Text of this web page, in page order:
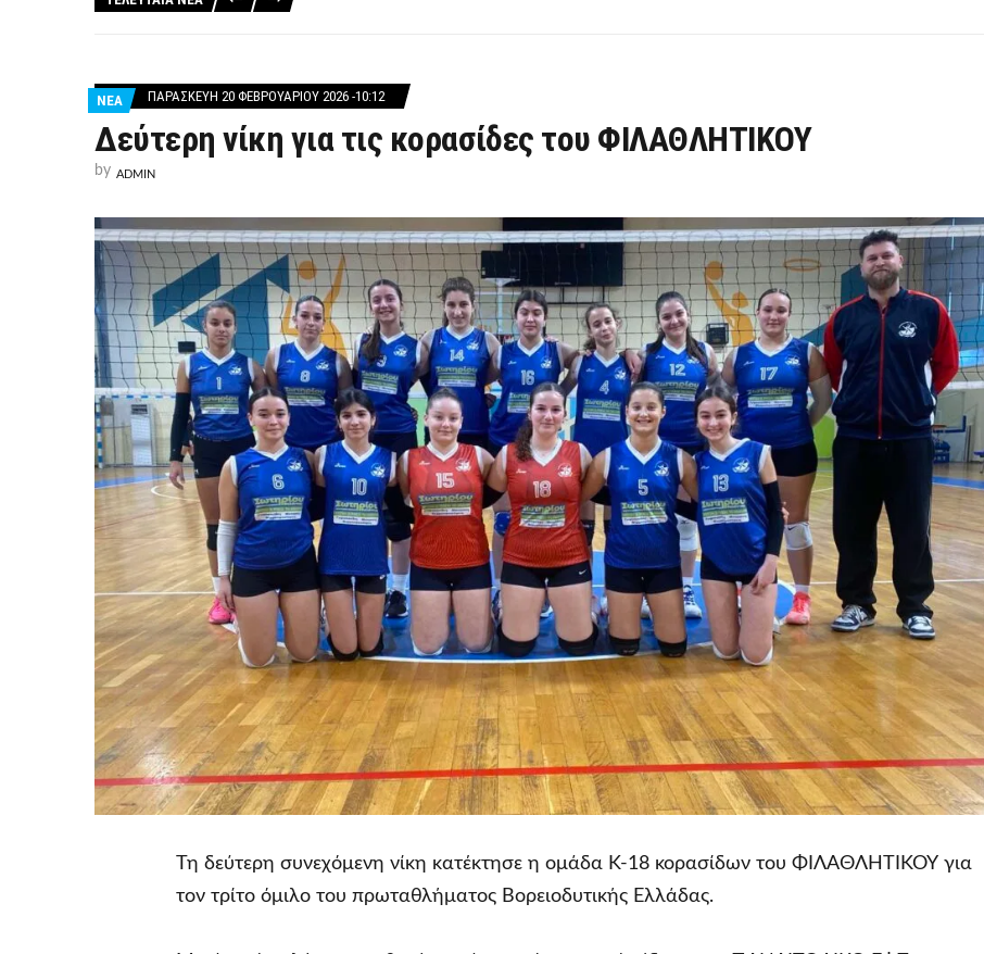
ΝΕΑ ΠΑΡΑΣΚΕΥΉ 20 ΦΕΒΡΟΥΑΡΊΟΥ 2026 -10:12
Δεύτερη νίκη για τις κορασίδες του ΦΙΛΑΘΛΗΤΙΚΟΥ
by ADMIN
Τη δεύτερη συνεχόμενη νίκη κατέκτησε η ομάδα Κ-18 κορασίδων του ΦΙΛΑΘΛΗΤΙΚΟΥ για
τον τρίτο όμιλο του πρωταθλήματος Βορειοδυτικής Ελλάδας.